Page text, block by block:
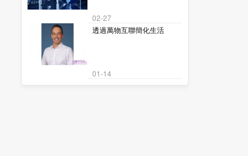
02-27
透過萬物互聯簡化生活
01-14